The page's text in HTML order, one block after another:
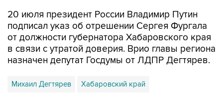
20 июля президент России Владимир Путин
подписал указ об отрешении Сергея Фургала
от должности губернатора Хабаровского края
в связи с утратой доверия. Врио главы региона
назначен депутат Госдумы от ЛДПР Дегтярев.
Михаил Дегтярев Хабаровский край